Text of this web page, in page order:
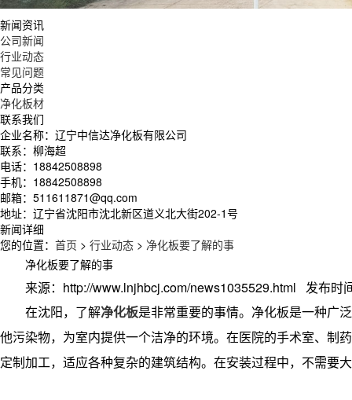
新闻资讯
公司新闻
行业动态
常见问题
产品分类
净化板材
联系我们
企业名称：辽宁中信达净化板有限公司
联系：柳海超
电话：18842508898
手机：18842508898
邮箱：511611871@qq.com
地址：辽宁省沈阳市沈北新区道义北大街202-1号
新闻详细
您的位置： 首页 > 行业动态 > 净化板要了解的事
净化板要了解的事
来源：http://www.lnjhbcj.com/news1035529.html 发布时
在沈阳，了解净化板是非常重要的事情。净化板是一种广
他污染物，为室内提供一个洁净的环境。在医院的手术室、制
定制加工，适应各种复杂的建筑结构。在安装过程中，不需要